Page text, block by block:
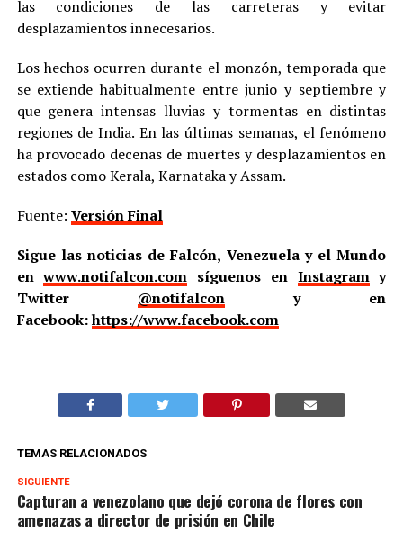
las condiciones de las carreteras y evitar
desplazamientos innecesarios.
Los hechos ocurren durante el monzón, temporada que
se extiende habitualmente entre junio y septiembre y
que genera intensas lluvias y tormentas en distintas
regiones de India. En las últimas semanas, el fenómeno
ha provocado decenas de muertes y desplazamientos en
estados como Kerala, Karnataka y Assam.
Fuente: Versión Final
Sigue las noticias de Falcón, Venezuela y el Mundo
enwww.notifalcon.com síguenos en Instagramy
Twitter @notifalcony en
Facebook:https://www.facebook.com
TEMAS RELACIONADOS
SIGUIENTE
Capturan a venezolano que dejó corona de flores con
amenazas a director de prisión en Chile